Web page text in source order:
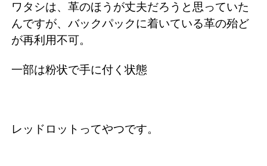
ワタシは、革のほうが丈夫だろうと思っていた
んですが、バックパックに着いている革の殆ど
が再利用不可。
一部は粉状で手に付く状態
レッドロットってやつです。